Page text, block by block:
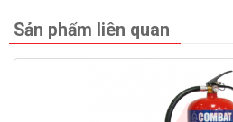
Sản phẩm liên quan